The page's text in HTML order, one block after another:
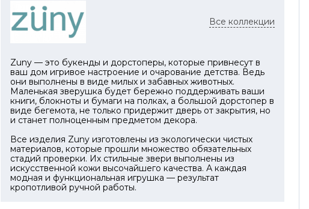
Все коллекции
Zuny — это букенды и дорстоперы, которые привнесут в
ваш дом игривое настроение и очарование детства. Ведь
они выполнены в виде милых и забавных животных.
Маленькая зверушка будет бережно поддерживать ваши
книги, блокноты и бумаги на полках, а большой дорстопер в
виде бегемота, не только придержит дверь от закрытия, но
и станет полноценным предметом декора.
Все изделия Zuny изготовлены из экологически чистых
материалов, которые прошли множество обязательных
стадий проверки. Их стильные звери выполнены из
искусственной кожи высочайшего качества. А каждая
модная и функциональная игрушка — результат
кропотливой ручной работы.